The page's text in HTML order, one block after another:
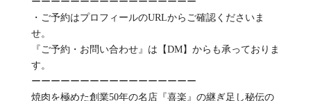
・ご予約はプロフィールのURLからご確認くださいま
せ。
『ご予約・お問い合わせ』は【DM】からも承っておりま
す。
ーーーーーーーーーーーーーーーーー
焼肉を極めた創業50年の名店『喜楽』の継ぎ足し秘伝の